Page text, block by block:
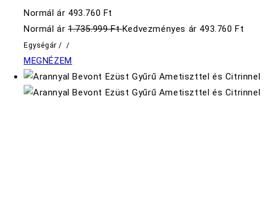
Normál ár 493.760 Ft
Normál ár 1.735.999 FtKedvezményes ár 493.760 Ft
Egységár / /
MEGNÉZEM